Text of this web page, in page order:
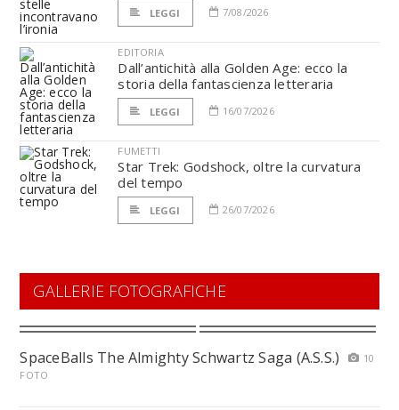
LEGGI 7/08/2026
EDITORIA
Dall’antichità alla Golden Age: ecco la
storia della fantascienza letteraria
LEGGI 16/07/2026
FUMETTI
Star Trek: Godshock, oltre la curvatura
del tempo
LEGGI 26/07/2026
GALLERIE FOTOGRAFICHE
SpaceBalls The Almighty Schwartz Saga (A.S.S.)
10
FOTO